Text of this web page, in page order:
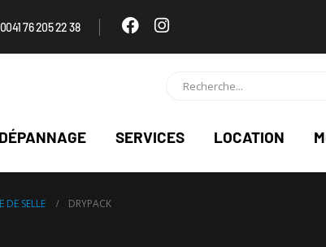
0041 76 205 22 38
SERVICES LOCATION
DE SELLE DRYPACK